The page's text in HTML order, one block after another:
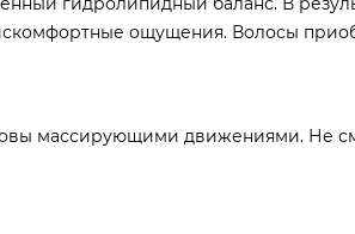
ощущения. Волосы
массирующими движениями. Не